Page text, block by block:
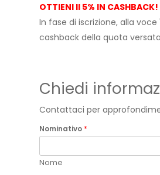
OTTIENI Il 5% IN CASHBACK!
In fase di iscrizione, alla voce
cashback della quota versata
Chiedi
Contattaci per
Nominativo *
Nome